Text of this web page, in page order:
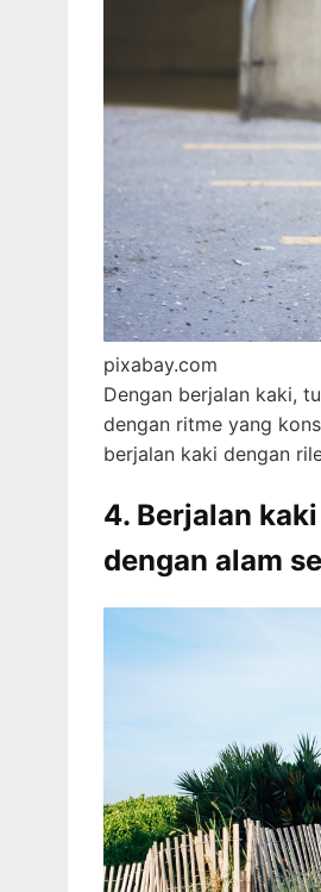
pixabay.com
Dengan berjalan kaki,
dengan ritme yang
berjalan kaki dengan
4. Berjalan
dengan alam